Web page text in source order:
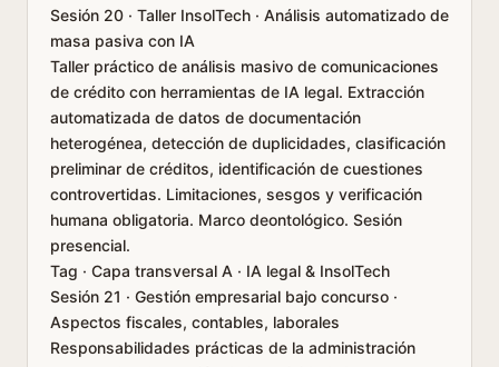
Sesión 20 · Taller InsolTech · Análisis automatizado de
masa pasiva con IA
Taller práctico de análisis masivo de comunicaciones
de crédito con herramientas de IA legal. Extracción
automatizada de datos de documentación
heterogénea, detección de duplicidades, clasificación
preliminar de créditos, identificación de cuestiones
controvertidas. Limitaciones, sesgos y verificación
humana obligatoria. Marco deontológico. Sesión
presencial.
Tag · Capa transversal A · IA legal & InsolTech
Sesión 21 · Gestión empresarial bajo concurso ·
Aspectos fiscales, contables, laborales
Responsabilidades prácticas de la administración